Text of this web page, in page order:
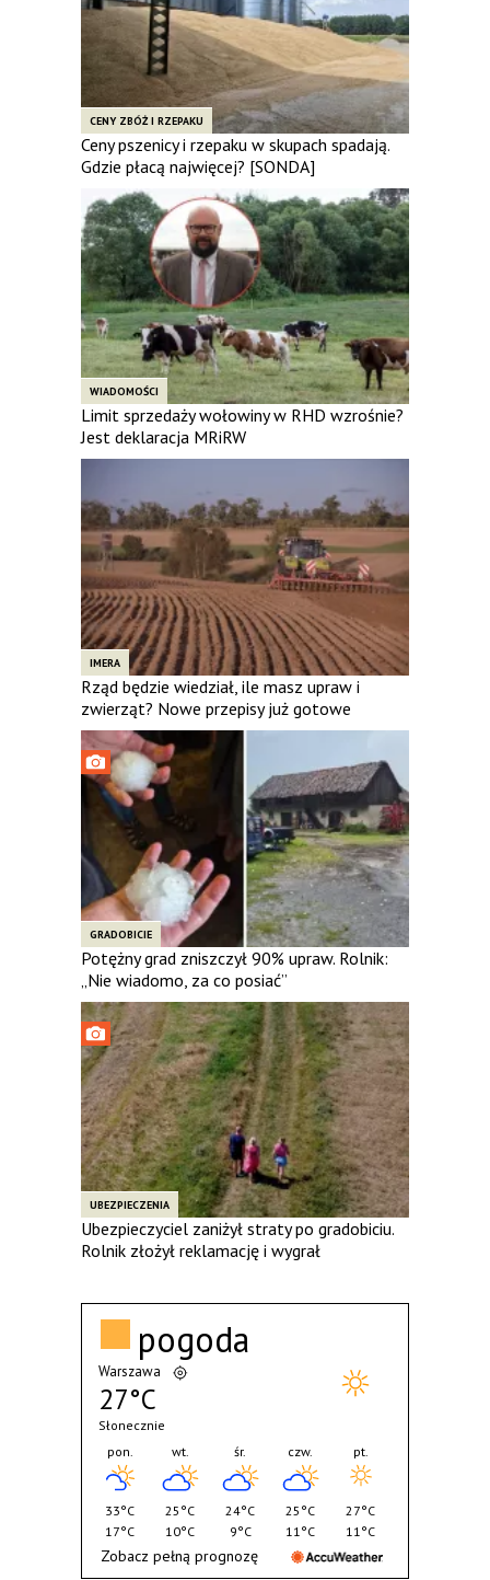
CENY ZBÓŻ I RZEPAKU
Ceny pszenicy i rzepaku w skupach spadają.
Gdzie płacą najwięcej? [SONDA]
WIADOMOŚCI
Limit sprzedaży wołowiny w RHD wzrośnie?
Jest deklaracja MRiRW
IMERA
Rząd będzie wiedział, ile masz upraw i
zwierząt? Nowe przepisy już gotowe
GRADOBICIE
Potężny grad zniszczył 90% upraw. Rolnik:
„Nie wiadomo, za co posiać”
UBEZPIECZENIA
Ubezpieczyciel zaniżył straty po gradobiciu.
Rolnik złożył reklamację i wygrał
pogoda
Warszawa
27°C
Słonecznie
pon.
33°C
17°C
wt.
25°C
10°C
śr.
24°C
9°C
czw.
25°C
11°C
pt.
27°C
11°C
Zobacz pełną prognozę